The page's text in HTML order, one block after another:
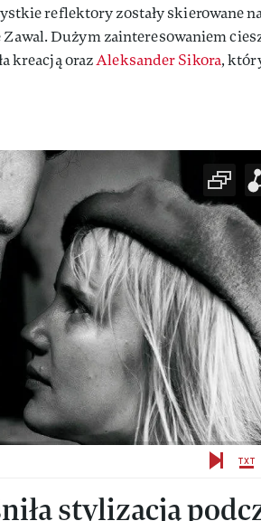
reflektory zostały skierowane
Dużym zainteresowaniem
kreacją orazAleksander Sikora,
stylizacją